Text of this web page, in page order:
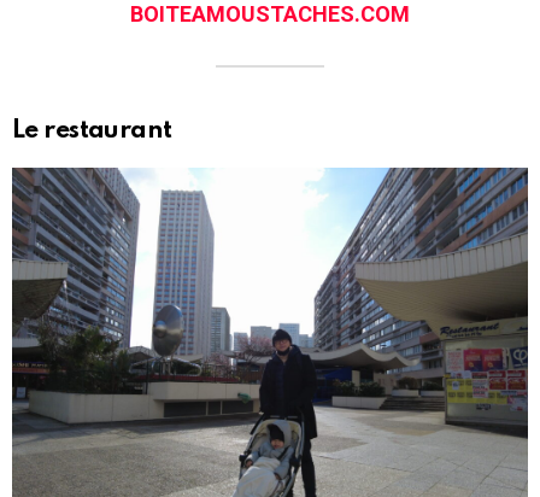
BOITEAMOUSTACHES.COM
Le restaurant